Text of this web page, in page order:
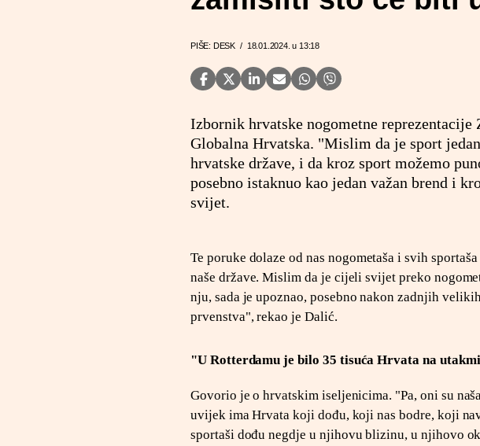
PIŠE: DESK / 18.01.2024. u 13:18
Izbornik hrvatske nogometne
Globalna Hrvatska. "Mislim da je sport
hrvatske države, i da kroz sport možemo
posebno istaknuo kao jedan važan brend i
svijet.
Te poruke dolaze od nas nogometaša i svih
naše države. Mislim da je cijeli svijet preko
nju, sada je upoznao, posebno nakon zadnjih
prvenstva", rekao je Dalić.
"U Rotterdamu je bilo 35 tisuća Hrvata na
Govorio je o hrvatskim iseljenicima. "Pa, oni su
uvijek ima Hrvata koji dođu, koji nas bodre, koji
sportaši dođu negdje u njihovu blizinu, u njihovo